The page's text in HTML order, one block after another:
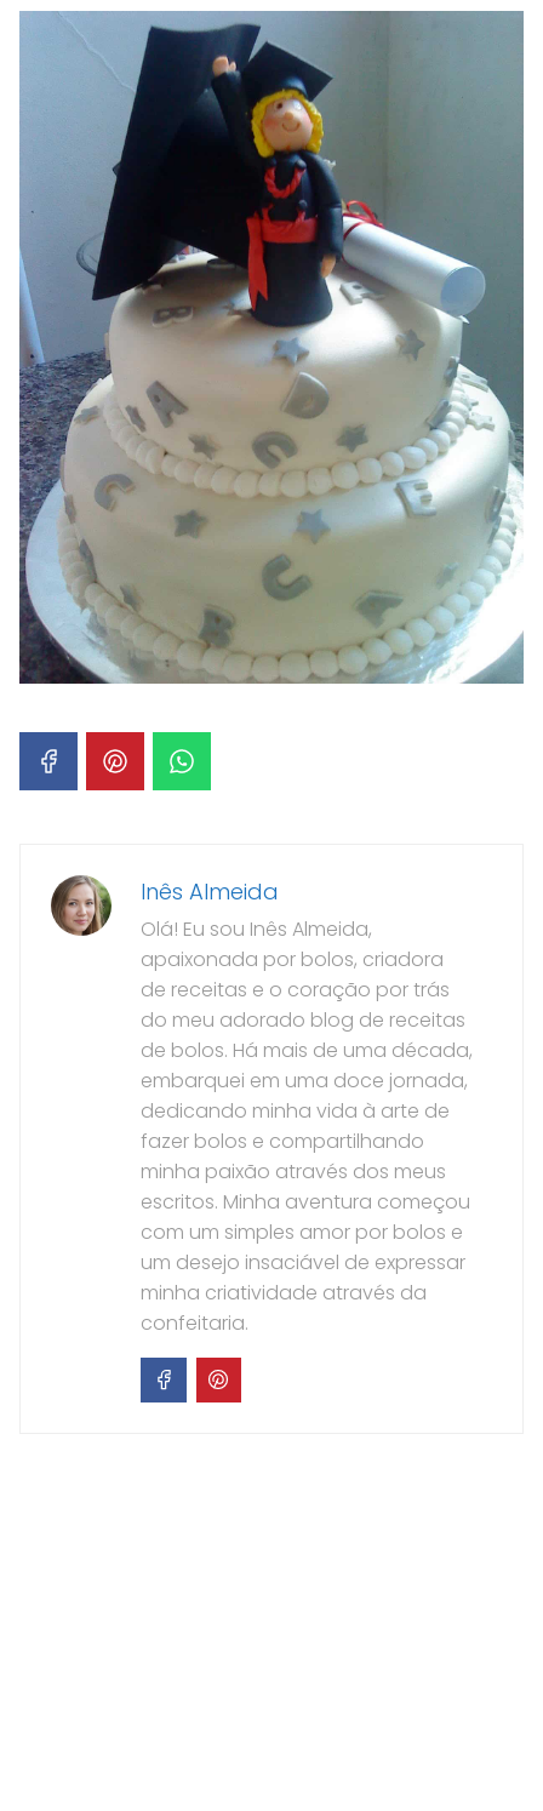
Inês Almeida
Olá! Eu sou Inês Almeida,
apaixonada por bolos, criadora
de receitas e o coração por trás
do meu adorado blog de receitas
de bolos. Há mais de uma década,
embarquei em uma doce jornada,
dedicando minha vida à arte de
fazer bolos e compartilhando
minha paixão através dos meus
escritos. Minha aventura começou
com um simples amor por bolos e
um desejo insaciável de expressar
minha criatividade através da
confeitaria.